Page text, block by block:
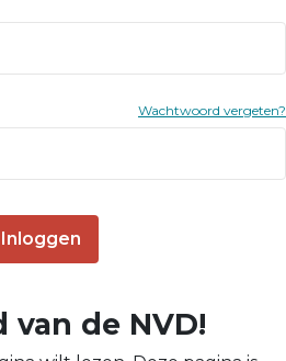
Wachtwoord vergeten?
Inloggen
van de NVD!